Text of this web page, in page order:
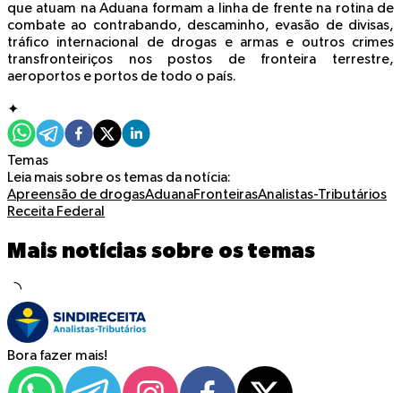
que atuam na Aduana formam a linha de frente na rotina de
combate ao contrabando, descaminho, evasão de divisas,
tráfico internacional de drogas e armas e outros crimes
transfronteiriços nos postos de fronteira terrestre,
aeroportos e portos de todo o país.
✦
Temas
Leia mais sobre os temas da notícia:
Apreensão de drogasAduanaFronteirasAnalistas-Tributários
Receita Federal
Mais notícias sobre os temas
Bora fazer mais!